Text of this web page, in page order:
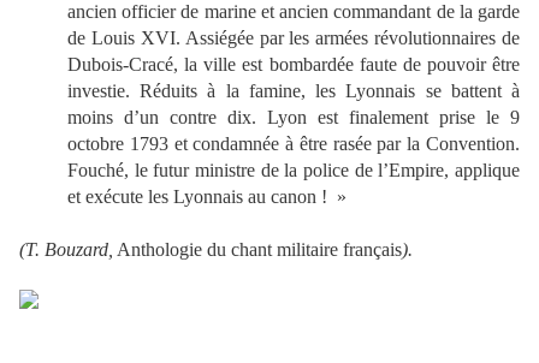
ancien officier de marine et ancien commandant de la garde
de Louis XVI. Assiégée par les armées révolutionnaires de
Dubois-Cracé, la ville est bombardée faute de pouvoir être
investie. Réduits à la famine, les Lyonnais se battent à
moins d’un contre dix. Lyon est finalement prise le 9
octobre 1793 et condamnée à être rasée par la Convention.
Fouché, le futur ministre de la police de l’Empire, applique
et exécute les Lyonnais au canon ! »
(T. Bouzard, Anthologie du chant militaire français).